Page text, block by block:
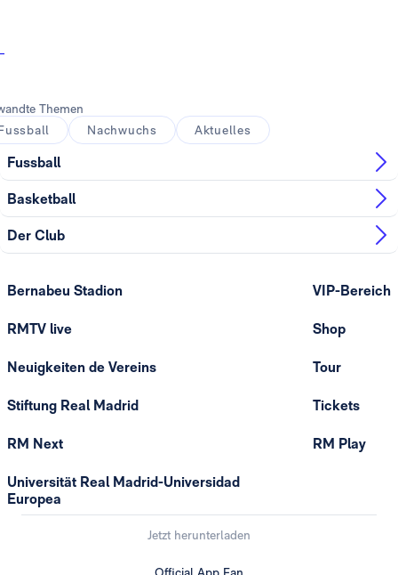
Themen
Nachwuchs Aktuelles
Fussball
Basketball
Der Club
Bernabeu Stadion
RMTV live
Neuigkeiten de Vereins
Stiftung Real Madrid
RM Next
Universität Real Madrid-Universidad
Europea
VIP-Bereich
Shop
Tour
Tickets
RM Play
Jetzt herunterladen
Official App Fan